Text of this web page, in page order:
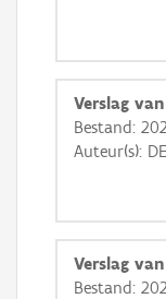
Basis Lagen
Ortho
GRB-
Verslag
Bestand:
Auteur(s):
Verslag
Bestand: